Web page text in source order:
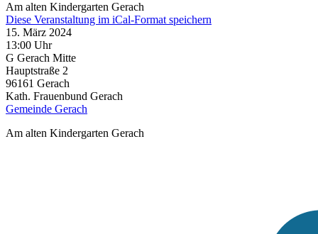
Am alten Kindergarten Gerach
Diese Veranstaltung im iCal-Format speichern
15. März 2024
13:00 Uhr
G Gerach Mitte
Hauptstraße 2
96161 Gerach
Kath. Frauenbund Gerach
Gemeinde Gerach
Am alten Kindergarten Gerach